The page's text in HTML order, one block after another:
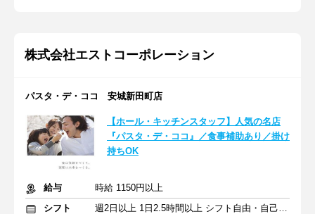
株式会社エストコーポレーション
パスタ・デ・ココ 安城新田町店
【ホール・キッチンスタッフ】人気の名店
『パスタ・デ・ココ』／食事補助あり／掛け
持ちOK
給与
時給 1150円以上
シフト
週2日以上 1日2.5時間以上 シフト自由・自己申告